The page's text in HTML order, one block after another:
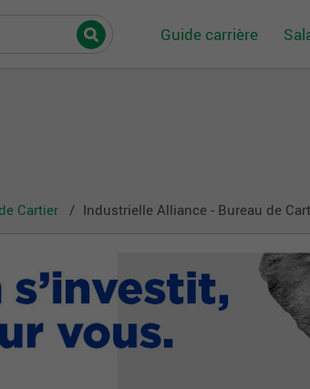
Guide carrière
Cartier Industrielle Alliance - Bureau de